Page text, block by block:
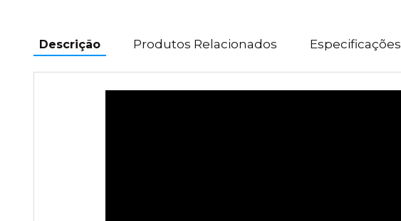
Descrição Produtos Relacionados Especificações